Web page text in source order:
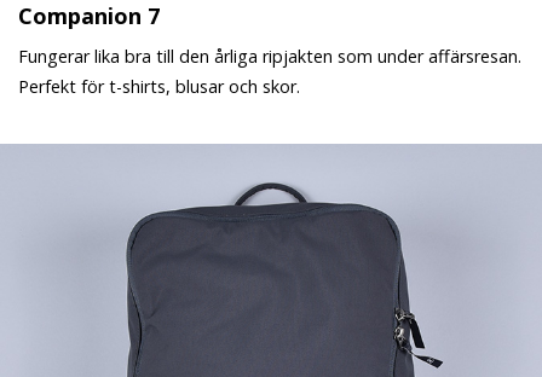
Companion 7
Fungerar lika bra till den årliga ripjakten som under affärsresan.
Perfekt för t-shirts, blusar och skor.